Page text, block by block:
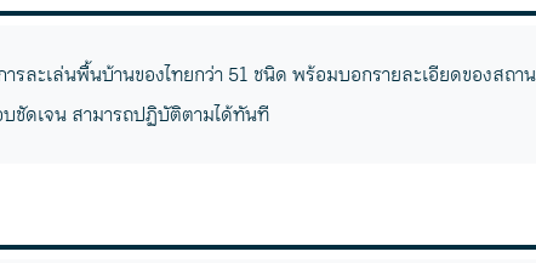
รละเล่นพื้นบ้านของไทยกว่า 51 ชนิด พร้อมบอกรายละเอียดของสถ
บชัดเจน สามารถปฏิบัติตามได้ทันที